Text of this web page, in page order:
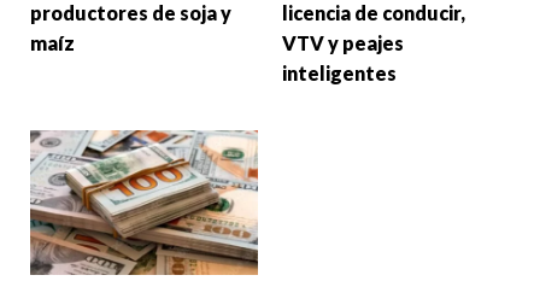
productores de soja y
maíz
licencia de conducir,
VTV y peajes
inteligentes